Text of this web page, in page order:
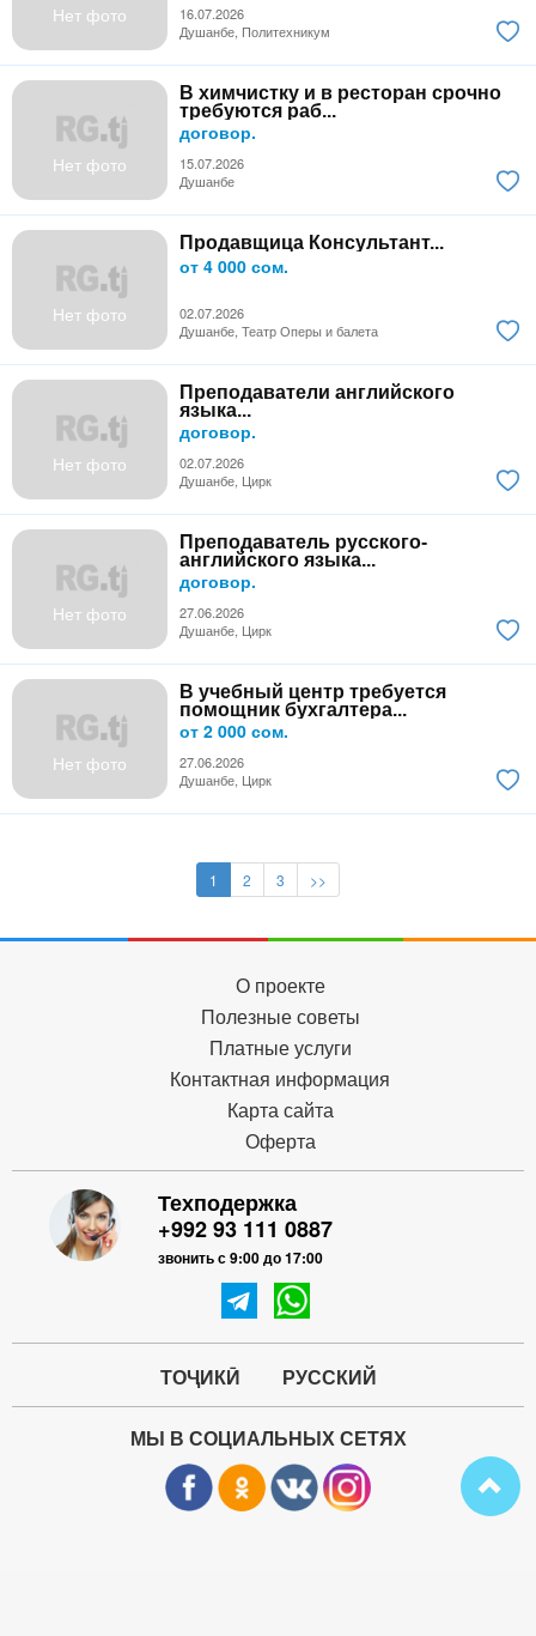
Нет фото
16.07.2026
Душанбе, Политехникум
Нет фото
В химчистку и в ресторан срочно
требуются раб...
договор.
15.07.2026
Душанбе
Нет фото
Продавщица Консультант...
от 4 000 сом.
02.07.2026
Душанбе, Театр Оперы и балета
Нет фото
Преподаватели английского
языка...
договор.
02.07.2026
Душанбе, Цирк
Нет фото
Преподаватель русского-
английского языка...
договор.
27.06.2026
Душанбе, Цирк
Нет фото
В учебный центр требуется
помощник бухгалтера...
от 2 000 сом.
27.06.2026
Душанбе, Цирк
1 2 3 >>
О проекте
Полезные советы
Платные услуги
Контактная информация
Карта сайта
Оферта
Техподержка
+992 93 111 0887
звонить с 9:00 до 17:00
ТОҶИКӢ РУССКИЙ
МЫ В СОЦИАЛЬНЫХ СЕТЯХ